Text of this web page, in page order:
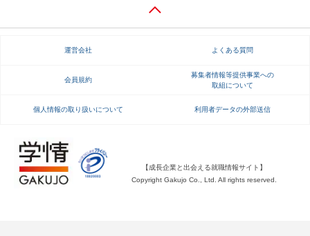
就活ニュースペーパー よくある質問
不明点があればこちら
運営会社 よくある質問
会員規約
募集者情報等提供事業への
取組について
個人情報の取り扱いについて 利用者データの外部送信
【成長企業と出会える就職情報サイト】
Copyright Gakujo Co., Ltd. All rights reserved.